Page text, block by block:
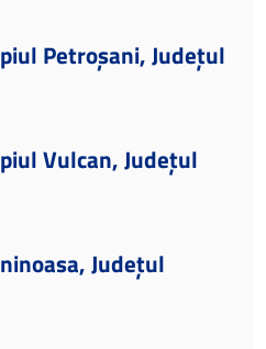
Petroșani, Județul
Vulcan, Județul
Județul